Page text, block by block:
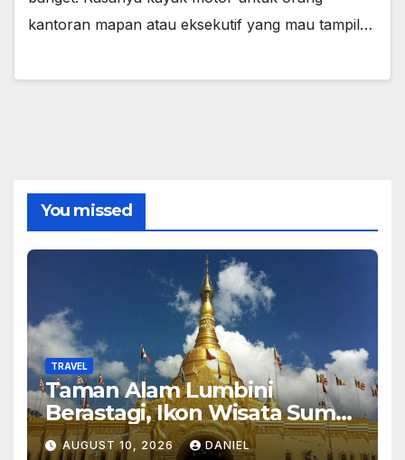
kantoran mapan atau eksekutif yang mau tampil…
You missed
TRAVEL
Taman Alam Lumbini
Berastagi, Ikon Wisata Sumut
2026
AUGUST 10, 2026 DANIEL